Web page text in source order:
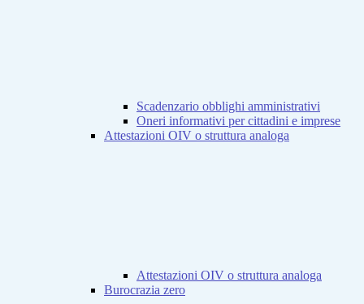
Scadenzario obblighi amministrativi
Oneri informativi per cittadini e imprese
Attestazioni OIV o struttura analoga
Attestazioni OIV o struttura analoga
Burocrazia zero